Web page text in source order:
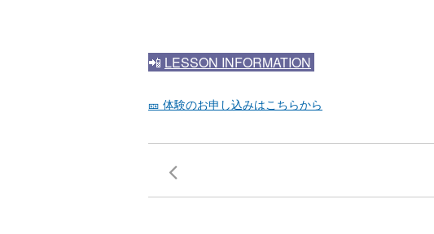
📲 LESSON INFORMATION
🎫 体験のお申し込みはこちらから